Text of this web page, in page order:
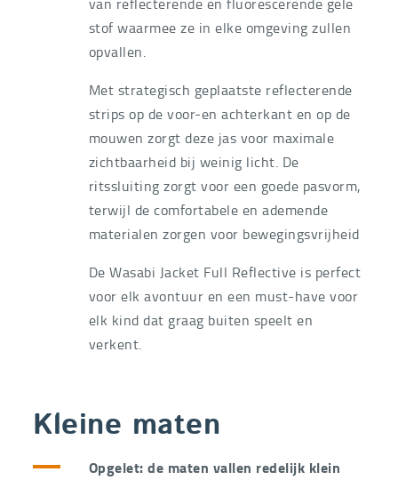
stof waarmee ze in elke omgeving zullen
opvallen.
Met strategisch geplaatste reflecterende
strips op de voor-en achterkant en op de
mouwen zorgt deze jas voor maximale
zichtbaarheid bij weinig licht. De
ritssluiting zorgt voor een goede pasvorm,
terwijl de comfortabele en ademende
materialen zorgen voor bewegingsvrijheid
De Wasabi Jacket Full Reflective is perfect
voor elk avontuur en een must-have voor
elk kind dat graag buiten speelt en
verkent.
Kleine maten
Opgelet: de maten vallen redelijk klein